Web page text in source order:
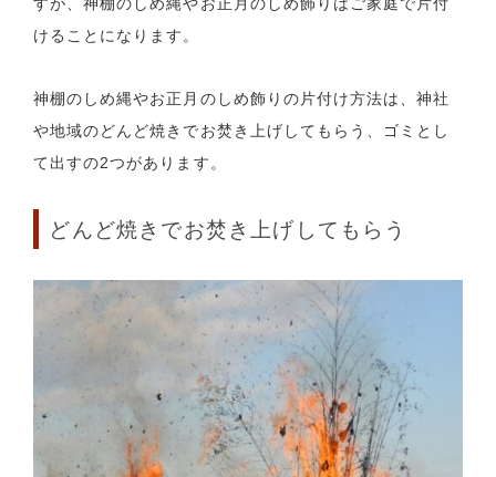
すが、神棚のしめ縄やお正月のしめ飾りはご家庭で片付
けることになります。
神棚のしめ縄やお正月のしめ飾りの片付け方法は、神社
や地域のどんど焼きでお焚き上げしてもらう、ゴミとし
て出すの2つがあります。
どんど焼きでお焚き上げしてもらう